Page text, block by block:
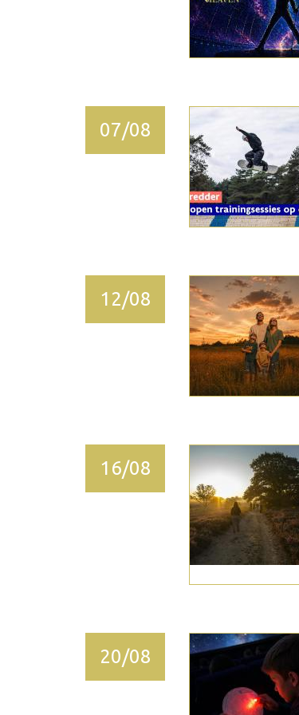
07/08
12/08
16/08
20/08